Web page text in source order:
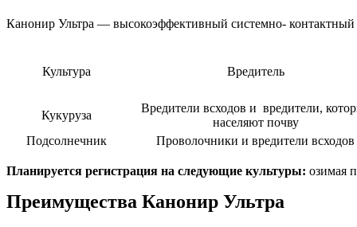
Канонир Ультра — высокоэффективный системно-
Культура Вредитель
Кукуруза
Вредители всходов и вредители,
населяют почву
Подсолнечник
Проволочники и вредители всходов
Планируется регистрация на следующие культуры: озимая
Преимущества Канонир Ультра